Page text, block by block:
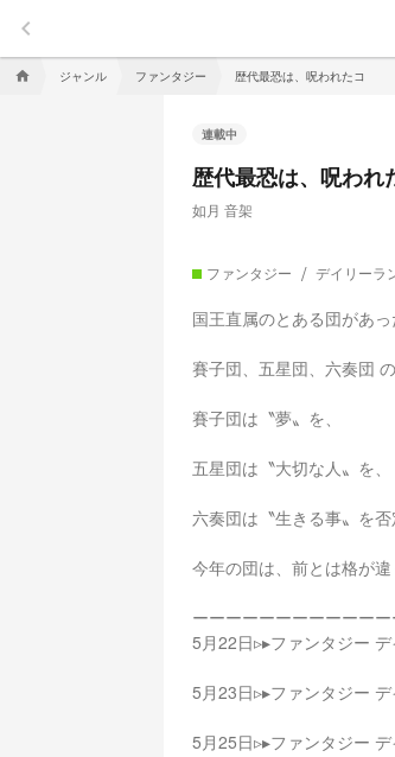
keyboard_arrow_left
home ジャンル ファンタジー 歴代最恐は、呪われたコ
連載中
歴代最恐は、呪われ
如月 音架
ファンタジー デイリーラ
国王直属のとある団があっ
賽子団、五星団、六奏団
賽子団は〝夢〟を、
五星団は〝大切な人〟を、
六奏団は〝生きる事〟を否
今年の団は、前とは格が
ーーーーーーーーーーー
5月22日▹▸ ファンタジー
5月23日▹▸ ファンタジー
5月25日▹▸ ファンタジー